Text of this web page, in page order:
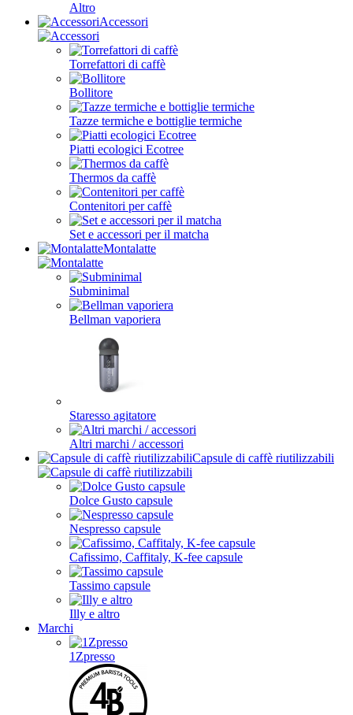
Altro
Accessori
Torrefattori di caffè
Bollitore
Tazze termiche e bottiglie termiche
Piatti ecologici Ecotree
Thermos da caffè
Contenitori per caffè
Set e accessori per il matcha
Montalatte
Subminimal
Bellman vaporiera
Staresso agitatore
Altri marchi / accessori
Capsule di caffè riutilizzabili
Dolce Gusto capsule
Nespresso capsule
Cafissimo, Caffitaly, K-fee capsule
Tassimo capsule
Illy e altro
Marchi
1Zpresso